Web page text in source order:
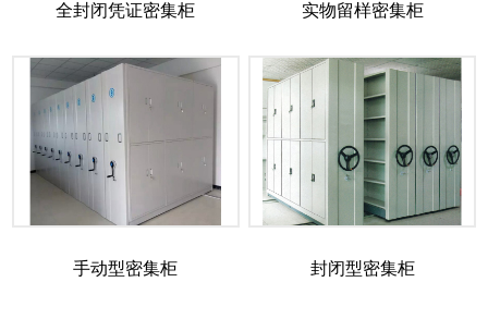
全封闭凭证密集柜 实物留样密集柜
手动型密集柜 封闭型密集柜